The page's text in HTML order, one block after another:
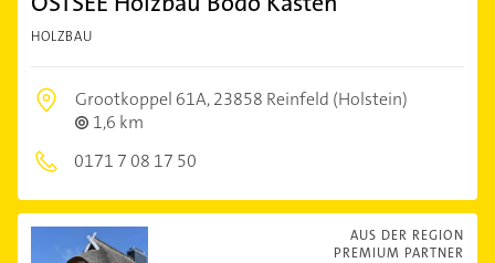
HOLZBAU
Grootkoppel 61A,23858 Reinfeld (Holstein)
1,6 km
0171 7 08 17 50
AUS DER REGION
PREMIUM PARTNER